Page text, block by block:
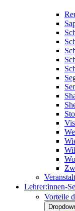
Lehrer:innen-
Vorteile